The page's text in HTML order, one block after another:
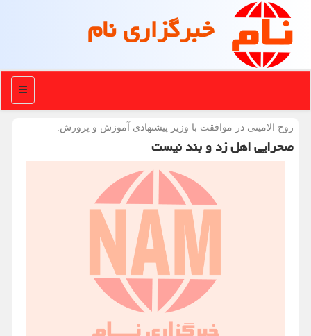
خبرگزاری نام
منو
روح الامینی در موافقت با وزیر پیشنهادی آموزش و پرورش:
صحرایی اهل زد و بند نیست